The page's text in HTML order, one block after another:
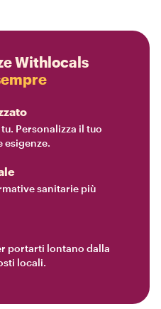
Withlocals
Personalizza il tuo
esigenze.
sanitarie più
portarti lontano dalla
locali.